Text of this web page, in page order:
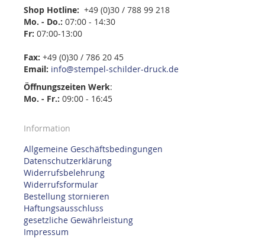
Shop Hotline: +49 (0)30 / 788 99 218
Mo. - Do.: 07:00 - 14:30
Fr: 07:00-13:00
Fax: +49 (0)30 / 786 20 45
Email: info@stempel-schilder-druck.de
Öffnungszeiten Werk:
Mo. - Fr.: 09:00 - 16:45
Information
Allgemeine Geschäftsbedingungen
Datenschutzerklärung
Widerrufsbelehrung
Widerrufsformular
Bestellung stornieren
Haftungsausschluss
gesetzliche Gewährleistung
Impressum